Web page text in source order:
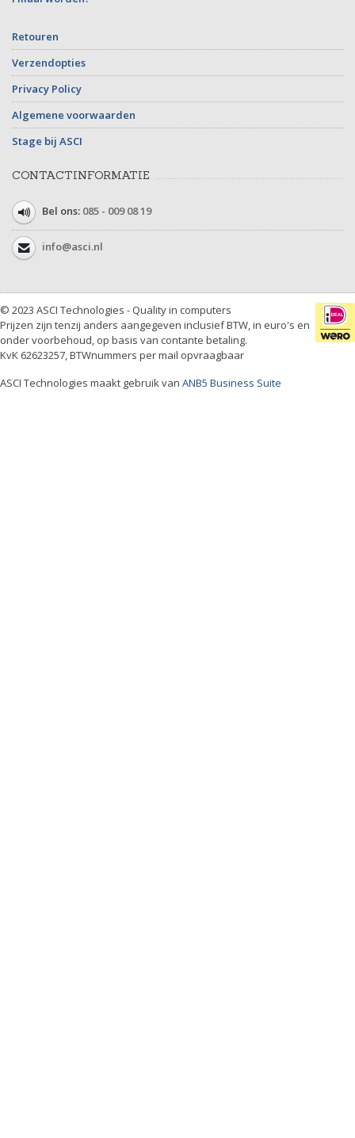
Retouren
Verzendopties
Privacy Policy
Algemene voorwaarden
Stage bij ASCI
CONTACTINFORMATIE
Bel ons: 085 - 009 08 19
info@asci.nl
© 2023 ASCI Technologies - Quality in computers
Prijzen zijn tenzij anders aangegeven inclusief BTW, in euro's en
onder voorbehoud, op basis van contante betaling.
KvK 62623257, BTWnummers per mail opvraagbaar
ASCI Technologies maakt gebruik van ANB5 Business Suite